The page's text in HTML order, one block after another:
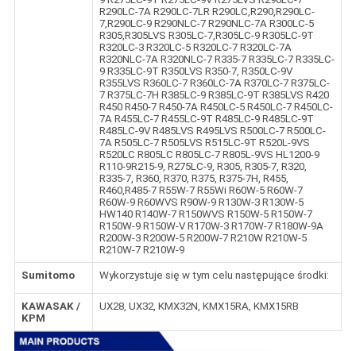
R290LC-7A R290LC-7LR R290LC,R290,R290LC-
7,R290LC-9 R290NLC-7 R290NLC-7A R300LC-5
R305,R305LVS R305LC-7,R305LC-9 R305LC-9T
R320LC-3 R320LC-5 R320LC-7 R320LC-7A
R320NLC-7A R320NLC-7 R335-7 R335LC-7 R335LC-
9 R335LC-9T R350LVS R350-7, R350LC-9V
R355LVS R360LC-7 R360LC-7A R370LC-7 R375LC-
7 R375LC-7H R385LC-9 R385LC-9T R385LVS R420
R450 R450-7 R450-7A R450LC-5 R450LC-7 R450LC-
7A R455LC-7 R455LC-9T R485LC-9 R485LC-9T
R485LC-9V R485LVS R495LVS R500LC-7 R500LC-
7A R505LC-7 R505LVS R515LC-9T R520L-9VS
R520LC R805LC R805LC-7 R805L-9VS HL1200-9
R110-9R215-9, R275LC-9, R305, R305-7, R320,
R335-7, R360, R370, R375, R375-7H, R455,
R460,R485-7 R55W-7 R55Wi R60W-5 R60W-7
R60W-9 R60WVS R90W-9 R130W-3 R130W-5
HW140 R140W-7 R150WVS R150W-5 R150W-7
R150W-9 R150W-V R170W-3 R170W-7 R180W-9A
R200W-3 R200W-5 R200W-7 R210W R210W-5
R210W-7 R210W-9
Sumitomo Wykorzystuje się w tym celu następujące środki:
KAWASAK /
KPM
UX28, UX32, KMX32N, KMX15RA, KMX15RB